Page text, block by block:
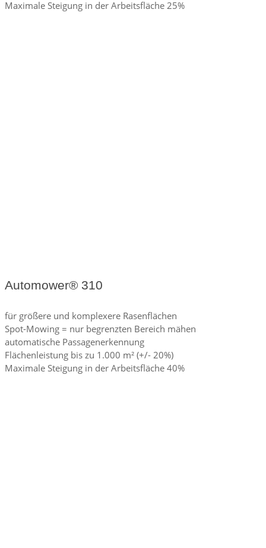
Maximale Steigung in der Arbeitsfläche 25%
Automower® 310
für größere und komplexere Rasenflächen
Spot-Mowing = nur begrenzten Bereich mähen
automatische Passagenerkennung
Flächenleistung bis zu 1.000 m² (+/- 20%)
Maximale Steigung in der Arbeitsfläche 40%